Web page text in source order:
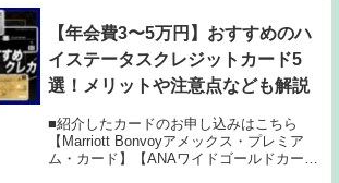
【年会費3〜5万円】おすすめのハ
イステータスクレジットカード5
選！メリットや注意点なども解説
■紹介したカードのお申し込みはこちら
【Marriott Bonvoyアメックス・プレミア
ム・カード】【ANAワイドゴールドカー